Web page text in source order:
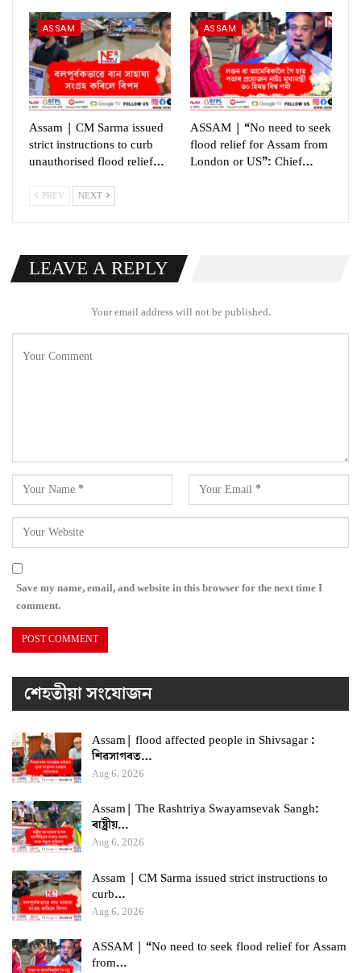
ASSAM
Assam | CM Sarma issued
strict instructions to curb
unauthorised flood relief…
ASSAM
ASSAM | “No need to seek
flood relief for Assam from
London or US”: Chief…
PREV NEXT
LEAVE A REPLY
Your email address will not be published.
Save my name, email, and website in this browser for the next time I
comment.
শেহতীয়া সংযোজন
Assam| flood affected people in Shivsagar :
শিৱসাগৰত…
Aug 6, 2026
Assam| The Rashtriya Swayamsevak Sangh:
ৰাষ্ট্ৰীয়…
Aug 6, 2026
Assam | CM Sarma issued strict instructions to
curb…
Aug 6, 2026
ASSAM | “No need to seek flood relief for Assam
from…